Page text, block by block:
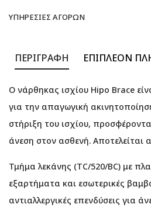
ΥΠΗΡΕΣΊΕΣ ΑΓΟΡΏΝ
ΠΕΡΙΓΡΑΦΉ ΕΠΙΠΛΈΟΝ
Ο νάρθηκας ισχίου Hipo Brace
για την απαγωγική
στήριξη του ισχίου,
άνεση στον ασθενή. Αποτελείται
Τμήμα λεκάνης (TC/520/BC) με
εξαρτήματα και εσωτερικές
αντιαλλεργικές επενδύσεις για